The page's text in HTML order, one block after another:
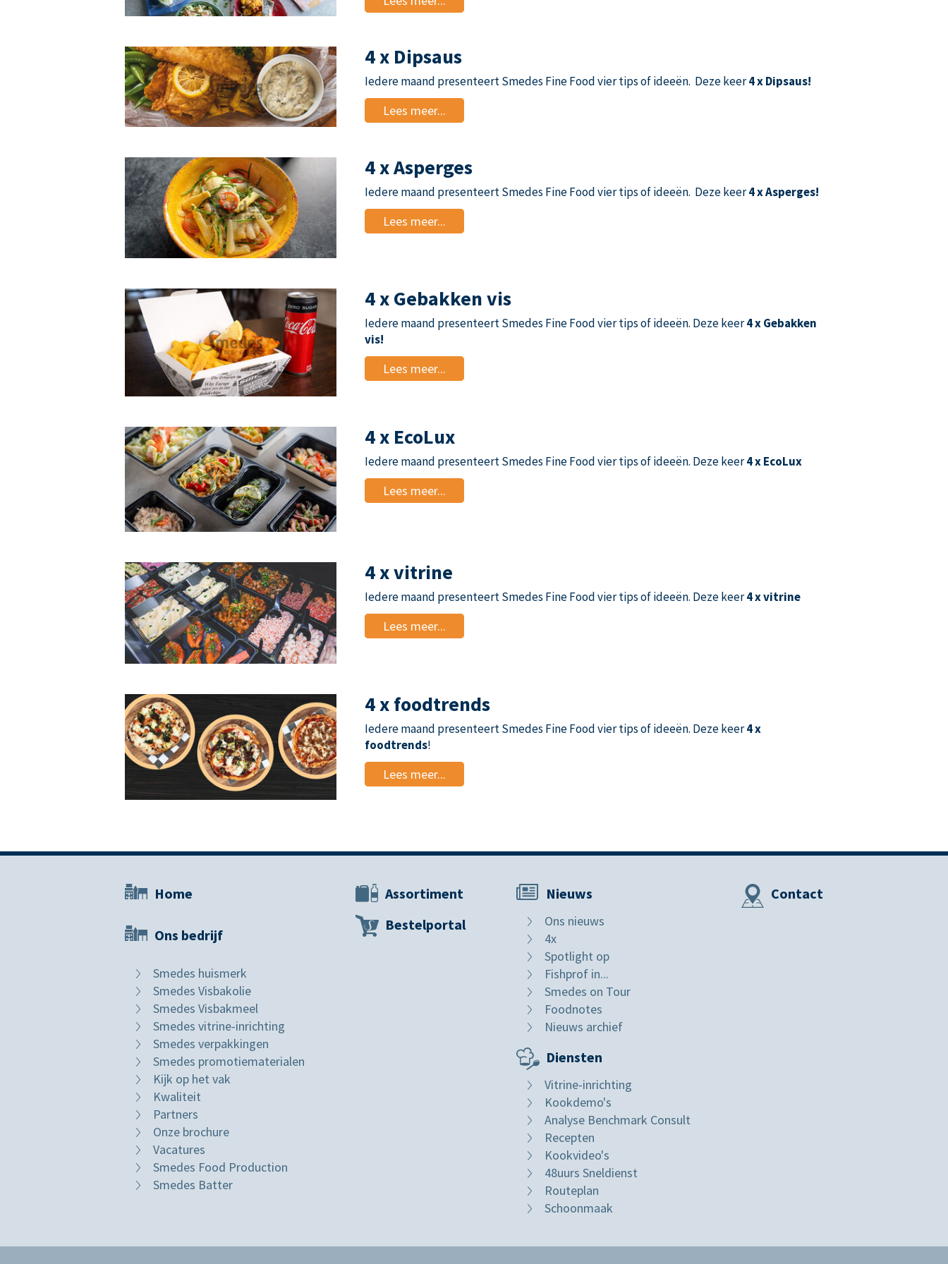
4 x Dipsaus
Iedere maand presenteert Smedes Fine Food vier tips of ideeën. Deze keer4 x Dipsaus!
Lees meer...
4 x Asperges
Iedere maand presenteert Smedes Fine Food vier tips of ideeën. Deze keer4 x Asperges!
Lees meer...
4 x Gebakken vis
Iedere maand presenteert Smedes Fine Food vier tips of ideeën. Deze keer4 x Gebakken
vis!
Lees meer...
4 x EcoLux
Iedere maand presenteert Smedes Fine Food vier tips of ideeën. Deze keer4 x EcoLux
Lees meer...
4 x vitrine
Iedere maand presenteert Smedes Fine Food vier tips of ideeën. Deze keer4 x vitrine
Lees meer...
4 x foodtrends
Iedere maand presenteert Smedes Fine Food vier tips of ideeën. Deze keer4 x
foodtrends!
Lees meer...
Home
Ons bedrijf
Smedes huismerk
Smedes Visbakolie
Smedes Visbakmeel
Smedes vitrine-inrichting
Smedes verpakkingen
Smedes promotiematerialen
Kijk op het vak
Kwaliteit
Partners
Onze brochure
Vacatures
Smedes Food Production
Smedes Batter
Assortiment
Bestelportal
Nieuws
Ons nieuws
4x
Spotlight op
Fishprof in...
Smedes on Tour
Foodnotes
Nieuws archief
Diensten
Vitrine-inrichting
Kookdemo's
Analyse Benchmark Consult
Recepten
Kookvideo's
48uurs Sneldienst
Routeplan
Schoonmaak
Contact